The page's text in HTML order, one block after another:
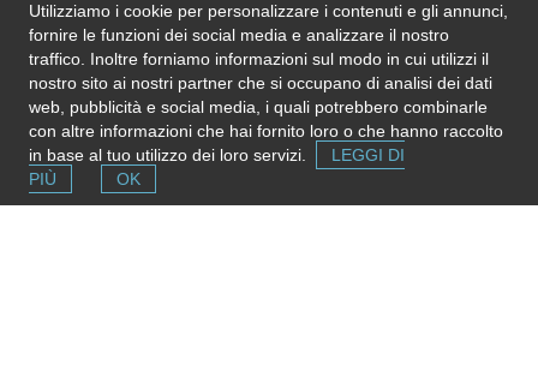
e completa,inviaci una nota. Grazie!
Please note: We do not represent the above
organization/service: send any inquiry or complaint directly to
it. Please do not send us CVs or applications!
Utilizziamo i cookie per personalizzare i contenuti e gli annunci,
fornire le funzioni dei social media e analizzare il nostro
traffico. Inoltre forniamo informazioni sul modo in cui utilizzi il
nostro sito ai nostri partner che si occupano di analisi dei dati
web, pubblicità e social media, i quali potrebbero combinarle
con altre informazioni che hai fornito loro o che hanno raccolto
in base al tuo utilizzo dei loro servizi.
LEGGI DI
PIÙ
OK